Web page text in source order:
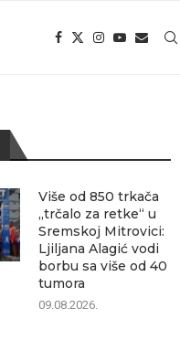
Više od 850 trkača
„trčalo za retke“ u
Sremskoj Mitrovici:
Ljiljana Alagić vodi
borbu sa više od 40
tumora
09.08.2026.